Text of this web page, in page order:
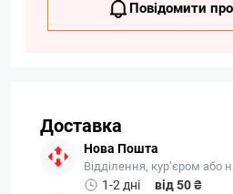
Повідомити
Доставка
Нова Пошта
Відділення, кур’єром або
1-2 дні
від 50 ₴